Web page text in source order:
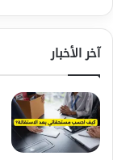
آخر الأخبار